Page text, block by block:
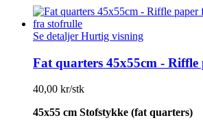
Se detaljerHurtig visning
Fat quarters 45x55cm - Riffle
40,00 kr/stk
45x55 cm Stofstykke (fat quarters)